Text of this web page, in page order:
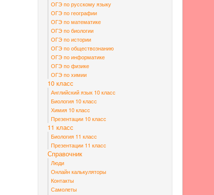
ОГЭ по русскому языку
ОГЭ по географии
ОГЭ по математике
ОГЭ по биологии
ОГЭ по истории
ОГЭ по обществознанию
ОГЭ по информатике
ОГЭ по физике
ОГЭ по химии
10 класс
Английский язык 10 класс
Биология 10 класс
Химия 10 класс
Презентации 10 класс
11 класс
Биология 11 класс
Презентации 11 класс
Справочник
Люди
Онлайн калькуляторы
Контакты
Самолеты